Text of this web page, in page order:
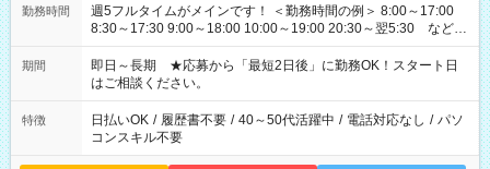
勤務時間
週5フルタイムがメインです！ ＜勤務時間の例＞ 8:00～17:00
8:30～17:30 9:00～18:00 10:00～19:00 20:30～翌5:30 など ★
その他にも勤務時間多数！ 日勤のみ、残業なし、交替制など
ご希望を教えてください！
期間
即日～長期 ★応募から「最短2日後」に勤務OK！スタート日
はご相談ください。
特徴 日払いOK / 履歴書不要 / 40～50代活躍中 / 電話対応なし / パソ
コンスキル不要